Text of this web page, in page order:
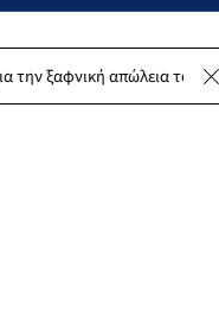
του Δημήτρη